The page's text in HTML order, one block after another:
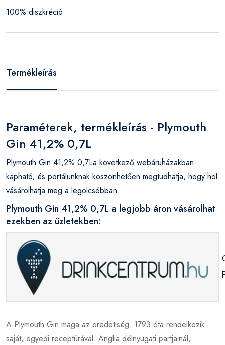
100% diszkréció
Termékleírás
Paraméterek, termékleírás - Plymouth
Gin 41,2% 0,7L
Plymouth Gin 41,2% 0,7La következő webáruházakban
kapható, és portálunknak köszönhetően megtudhatja, hogy hol
vásárolhatja meg a legolcsóbban.
Plymouth Gin 41,2% 0,7L a legjobb áron vásárolhat
ezekben az üzletekben:
A Plymouth Gin maga az eredetiség. 1793 óta rendelkezik
saját, egyedi receptúrával. Anglia délnyugati partjainál,